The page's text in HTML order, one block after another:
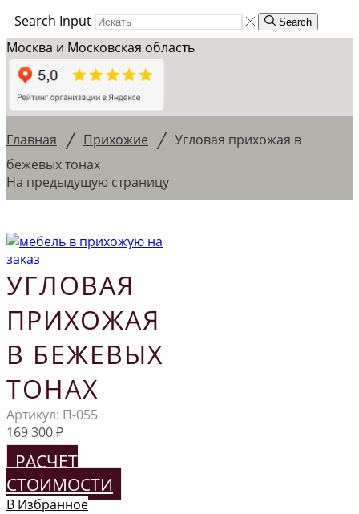
Search Input
Search
Москва и Московская область
Главная / Прихожие / Угловая прихожая в
бежевых тонах
На предыдущую страницу
УГЛОВАЯ
ПРИХОЖАЯ
В БЕЖЕВЫХ
ТОНАХ
Артикул: П-055
169 300₽
РАСЧЕТ
СТОИМОСТИ
В Избранное